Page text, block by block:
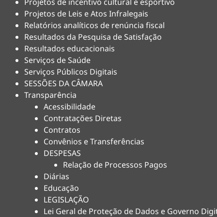
Projetos de Leis e Atos Infralegais
Relatórios analíticos de renúncia fiscal
Resultados da Pesquisa de Satisfação
Resultados educacionais
Serviços de Saúde
Serviços Públicos Digitais
SESSÕES DA CÂMARA
Transparência
Acessibilidade
Contratações Diretas
Contratos
Convênios e Transferências
DESPESAS
Relação de Processos Pagos
Diárias
Educação
LEGISLAÇÃO
Lei Geral de Proteção de Dados e Governo